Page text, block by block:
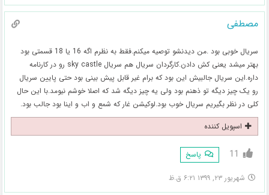
مصطفی
سریال خوبی بود .من دیدنشو توصیه میکنم.فقط به نظرم اگه 16 یا 18 قسمتی بود
بهتر میشد یعنی کش دادن.کارگردان سریال هم سریال sky castle رو در کارنامه
داره.این سریال جالبیش این بود که برام غیر قابل پیش بینی بود حتی پایین سریال
رو یک چیز دیگه تو ذهنم بود ولی یه چیز دیگه شد که اصلا خوشم نیومد.با این حال
کلی در نظر بگیریم سریال خوب بود.لوکیشن غار که شمع و اب و اینا بود جالب بود.
اسپویل کننده
11 پاسخ
شهریور ۲۳, ۱۳۹۹ ۶:۲۱ ق.ظ